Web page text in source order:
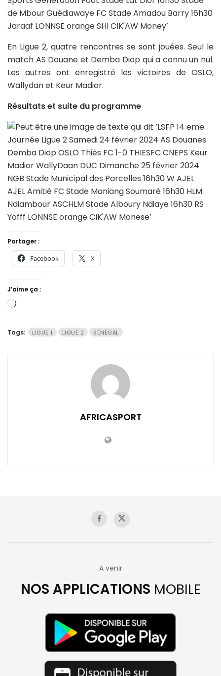
En Ligue 2, quatre rencontres se sont jouées. Seul le
match AS Douane et Demba Diop qui a connu un nul.
Les autres ont enregistré les victoires de OSLO,
Wallydan et Keur Madior.
Résultats et suite du programme
Partager :
Facebook X
J’aime ça :
Chargement…
Tags: LIGUE 1 LIGUE 2 SÉNÉGAL
AFRICASPORT
A venir
NOS APPLICATIONS MOBILE